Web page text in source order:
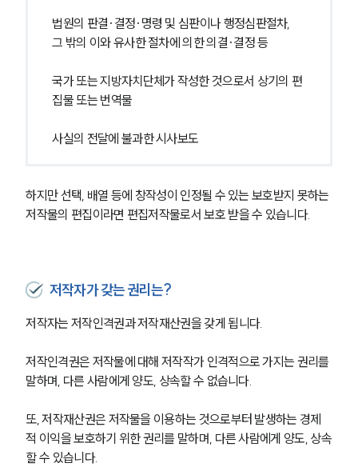
법원의 판결·결정·명령 및 심판이나 행정심판절차,
그 밖의 이와 유사한 절차에 의한 의결·결정 등
국가 또는 지방자치단체가 작성한 것으로서 상기의 편
집물 또는 번역물
사실의 전달에 불과한 시사보도
하지만 선택, 배열 등에 창작성이 인정될 수 있는 보호받지 못하는
저작물의 편집이라면 편집저작물로서 보호 받을 수 있습니다.
저작자가 갖는 권리는?
저작자는 저작인격권과 저작재산권을 갖게 됩니다.
저작인격권은 저작물에 대해 저작작가 인격적으로 가지는 권리를
말하며, 다른 사람에게 양도, 상속할 수 없습니다.
또, 저작재산권은 저작물을 이용하는 것으로부터 발생하는 경제
적 이익을 보호하기 위한 권리를 말하며, 다른 사람에게 양도, 상속
할 수 있습니다.